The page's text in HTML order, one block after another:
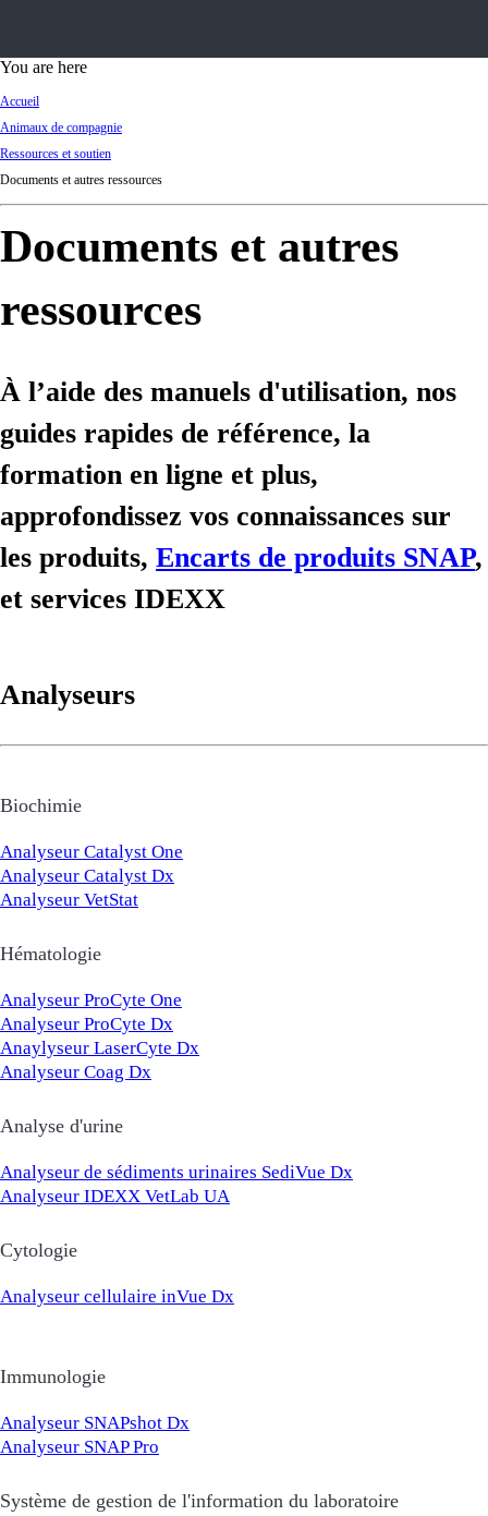
d
You are here
Accueil
Animaux de compagnie
Ressources et soutien
Documents et autres ressources
Documents et autres
ressources
À l’aide des manuels d'utilisation, nos
guides rapides de référence, la
formation en ligne et plus,
approfondissez vos connaissances sur
les produits, Encarts de produits SNAP,
et services IDEXX
Analyseurs
Biochimie
Analyseur Catalyst One
Analyseur Catalyst Dx
Analyseur VetStat
Hématologie
Analyseur ProCyte One
Analyseur ProCyte Dx
Anaylyseur LaserCyte Dx
Analyseur Coag Dx
Analyse d'urine
Analyseur de sédiments urinaires SediVue Dx
Analyseur IDEXX VetLab UA
Cytologie
Analyseur cellulaire inVue Dx
Immunologie
Analyseur SNAPshot Dx
Analyseur SNAP Pro
Système de gestion de l'information du laboratoire